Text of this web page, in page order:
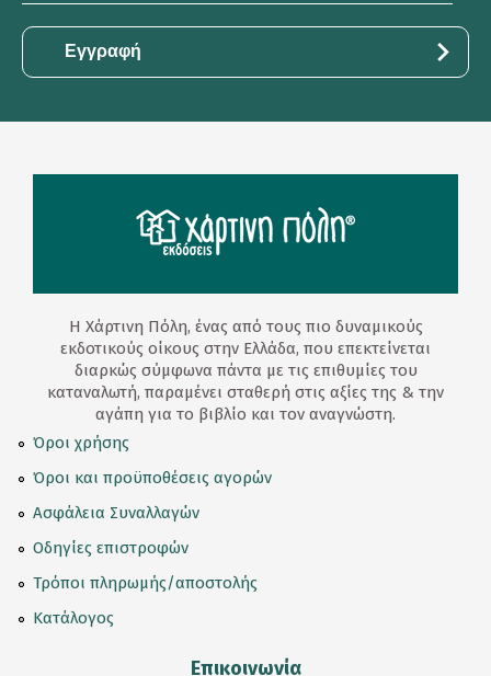
Η Χάρτινη Πόλη, ένας από τους πιο δυναμικούς
εκδοτικούς οίκους στην Ελλάδα, που επεκτείνεται
διαρκώς σύμφωνα πάντα με τις επιθυμίες του
καταναλωτή, παραμένει σταθερή στις αξίες της & την
αγάπη για το βιβλίο και τον αναγνώστη.
Όροι χρήσης
Όροι και προϋποθέσεις αγορών
Ασφάλεια Συναλλαγών
Οδηγίες επιστροφών
Τρόποι πληρωμής/αποστολής
Κατάλογος
Επικοινωνία